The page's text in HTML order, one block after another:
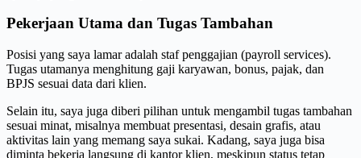
Pekerjaan Utama dan Tugas Tambahan
Posisi yang saya lamar adalah staf penggajian (payroll services).
Tugas utamanya menghitung gaji karyawan, bonus, pajak, dan
BPJS sesuai data dari klien.
Selain itu, saya juga diberi pilihan untuk mengambil tugas tambahan
sesuai minat, misalnya membuat presentasi, desain grafis, atau
aktivitas lain yang memang saya sukai. Kadang, saya juga bisa
diminta bekerja langsung di kantor klien, meskipun status tetap